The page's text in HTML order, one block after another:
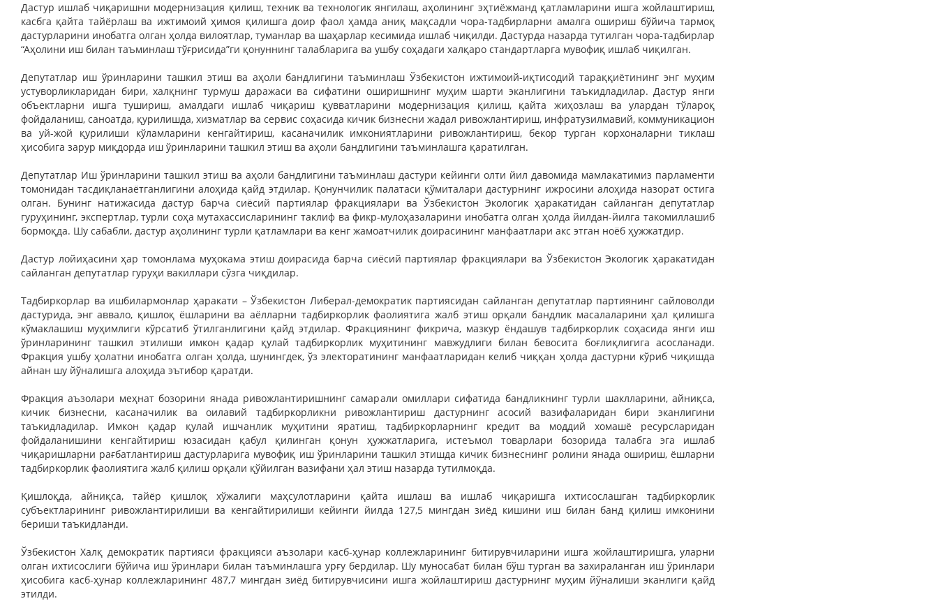
Дастур ишлаб чиқаришни модернизация қилиш, техник ва технологик янгилаш, аҳолининг эҳтиёжманд қатламларини ишга жойлаштириш,
касбга қайта тайёрлаш ва ижтимоий ҳимоя қилишга доир фаол ҳамда аниқ мақсадли чора-тадбирларни амалга ошириш бўйича тармоқ
дастурларини инобатга олган ҳолда вилоятлар, туманлар ва шаҳарлар кесимида ишлаб чиқилди. Дастурда назарда тутилган чора-тадбирлар
“Аҳолини иш билан таъминлаш тўғрисида”ги қонуннинг талабларига ва ушбу соҳадаги халқаро стандартларга мувофиқ ишлаб чиқилган.
Депутатлар иш ўринларини ташкил этиш ва аҳоли бандлигини таъминлаш Ўзбекистон ижтимоий-иқтисодий тараққиётининг энг муҳим
устуворликларидан бири, халқнинг турмуш даражаси ва сифатини оширишнинг муҳим шарти эканлигини таъкидладилар. Дастур янги
объектларни ишга тушириш, амалдаги ишлаб чиқариш қувватларини модернизация қилиш, қайта жиҳозлаш ва улардан тўлароқ
фойдаланиш, саноатда, қурилишда, хизматлар ва сервис соҳасида кичик бизнесни жадал ривожлантириш, инфратузилмавий, коммуникацион
ва уй-жой қурилиши кўламларини кенгайтириш, касаначилик имкониятларини ривожлантириш, бекор турган корхоналарни тиклаш
ҳисобига зарур миқдорда иш ўринларини ташкил этиш ва аҳоли бандлигини таъминлашга қаратилган.
Депутатлар Иш ўринларини ташкил этиш ва аҳоли бандлигини таъминлаш дастури кейинги олти йил давомида мамлакатимиз парламенти
томонидан тасдиқланаётганлигини алоҳида қайд этдилар. Қонунчилик палатаси қўмиталари дастурнинг ижросини алоҳида назорат остига
олган. Бунинг натижасида дастур барча сиёсий партиялар фракциялари ва Ўзбекистон Экологик ҳаракатидан сайланган депутатлар
гуруҳининг, экспертлар, турли соҳа мутахассисларининг таклиф ва фикр-мулоҳазаларини инобатга олган ҳолда йилдан-йилга такомиллашиб
бормоқда. Шу сабабли, дастур аҳолининг турли қатламлари ва кенг жамоатчилик доирасининг манфаатлари акс этган ноёб ҳужжатдир.
Дастур лойиҳасини ҳар томонлама муҳокама этиш доирасида барча сиёсий партиялар фракциялари ва Ўзбекистон Экологик ҳаракатидан
сайланган депутатлар гуруҳи вакиллари сўзга чиқдилар.
Тадбиркорлар ва ишбилармонлар ҳаракати – Ўзбекистон Либерал-демократик партиясидан сайланган депутатлар партиянинг сайловолди
дастурида, энг аввало, қишлоқ ёшларини ва аёлларни тадбиркорлик фаолиятига жалб этиш орқали бандлик масалаларини ҳал қилишга
кўмаклашиш муҳимлиги кўрсатиб ўтилганлигини қайд этдилар. Фракциянинг фикрича, мазкур ёндашув тадбиркорлик соҳасида янги иш
ўринларининг ташкил этилиши имкон қадар қулай тадбиркорлик муҳитининг мавжудлиги билан бевосита боғлиқлигига асосланади.
Фракция ушбу ҳолатни инобатга олган ҳолда, шунингдек, ўз электоратининг манфаатларидан келиб чиққан ҳолда дастурни кўриб чиқишда
айнан шу йўналишга алоҳида эътибор қаратди.
Фракция аъзолари меҳнат бозорини янада ривожлантиришнинг самарали омиллари сифатида бандликнинг турли шаклларини, айниқса,
кичик бизнесни, касаначилик ва оилавий тадбиркорликни ривожлантириш дастурнинг асосий вазифаларидан бири эканлигини
таъкидладилар. Имкон қадар қулай ишчанлик муҳитини яратиш, тадбиркорларнинг кредит ва моддий хомашё ресурсларидан
фойдаланишини кенгайтириш юзасидан қабул қилинган қонун ҳужжатларига, истеъмол товарлари бозорида талабга эга ишлаб
чиқаришларни рағбатлантириш дастурларига мувофиқ иш ўринларини ташкил этишда кичик бизнеснинг ролини янада ошириш, ёшларни
тадбиркорлик фаолиятига жалб қилиш орқали қўйилган вазифани ҳал этиш назарда тутилмоқда.
Қишлоқда, айниқса, тайёр қишлоқ хўжалиги маҳсулотларини қайта ишлаш ва ишлаб чиқаришга ихтисослашган тадбиркорлик
субъектларининг ривожлантирилиши ва кенгайтирилиши кейинги йилда 127,5 мингдан зиёд кишини иш билан банд қилиш имконини
бериши таъкидланди.
Ўзбекистон Халқ демократик партияси фракцияси аъзолари касб-ҳунар коллежларининг битирувчиларини ишга жойлаштиришга, уларни
олган ихтисослиги бўйича иш ўринлари билан таъминлашга урғу бердилар. Шу муносабат билан бўш турган ва захираланган иш ўринлари
ҳисобига касб-ҳунар коллежларининг 487,7 мингдан зиёд битирувчисини ишга жойлаштириш дастурнинг муҳим йўналиши эканлиги қайд
этилди.